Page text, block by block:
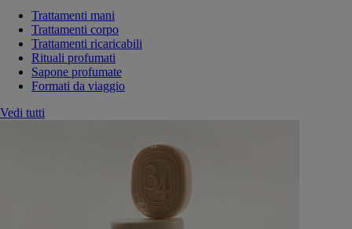
Trattamenti mani
Trattamenti corpo
Trattamenti ricaricabili
Rituali profumati
Sapone profumate
Formati da viaggio
Vedi tutti